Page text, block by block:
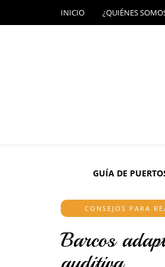
INICIO ¿QUIÉNES
GUÍA DE
CONSEJOS PARA
Barcos